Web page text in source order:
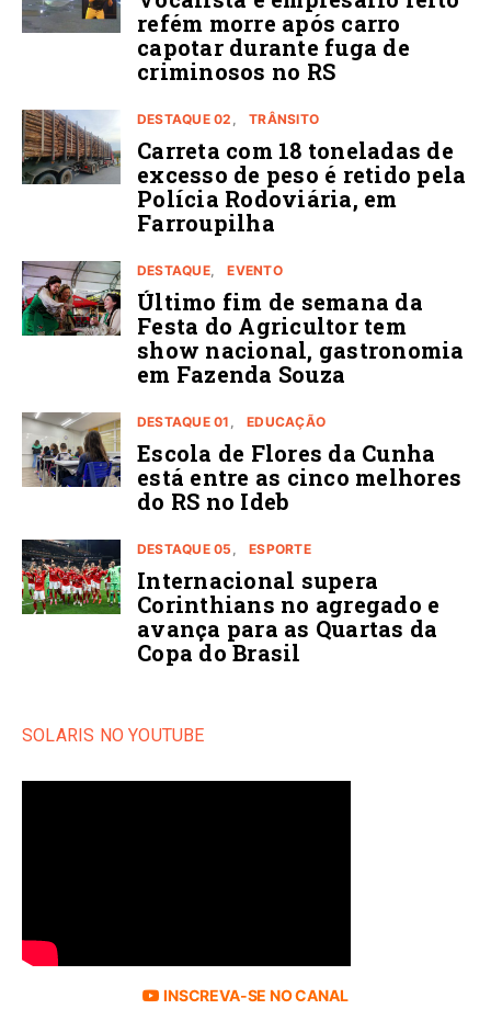
refém morre após carro
capotar durante fuga de
criminosos no RS
DESTAQUE 02 TRÂNSITO
Carreta com 18 toneladas de
excesso de peso é retido pela
Polícia Rodoviária, em
Farroupilha
DESTAQUE EVENTO
Último fim de semana da
Festa do Agricultor tem
show nacional, gastronomia
em Fazenda Souza
DESTAQUE 01 EDUCAÇÃO
Escola de Flores da Cunha
está entre as cinco melhores
do RS no Ideb
DESTAQUE 05 ESPORTE
Internacional supera
Corinthians no agregado e
avança para as Quartas da
Copa do Brasil
SOLARIS NO YOUTUBE
INSCREVA-SE NO CANAL